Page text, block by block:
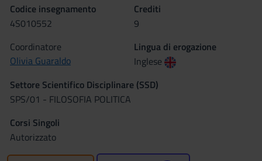
Codice insegnamento
4S010552
Crediti
9
Coordinatore
Olivia Guaraldo
Lingua di erogazione
Inglese
Settore Scientifico Disciplinare (SSD)
SPS/01 - FILOSOFIA POLITICA
Corsi Singoli
Autorizzato